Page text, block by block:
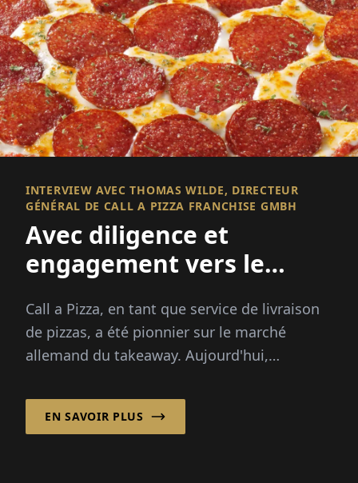
INTERVIEW AVEC THOMAS WILDE, DIRECTEUR
GÉNÉRAL DE CALL A PIZZA FRANCHISE GMBH
Avec diligence et
engagement vers le
Call a Pizza, en tant que service de livraison
de pizzas, a été pionnier sur le marché
allemand du takeaway. Aujourd'hui,
franchise solide, ...
EN SAVOIR PLUS